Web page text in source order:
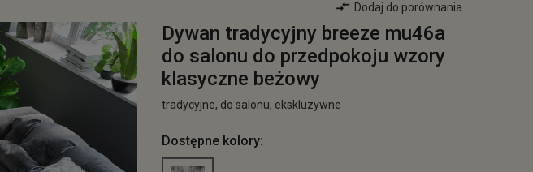
Dodaj do porównania
Dywan tradycyjny breeze mu46a
do salonu do przedpokoju wzory
klasyczne beżowy
tradycyjne, do salonu, ekskluzywne
Dostępne kolory: